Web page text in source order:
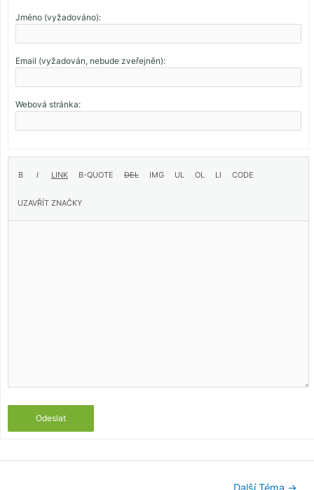
Jméno (vyžadováno):
Email (vyžadován, nebude zveřejněn):
Webová stránka:
Odeslat